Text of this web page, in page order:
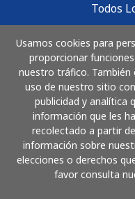
Todos
Usamos cookies para
proporcionar
nuestro tráfico.
uso de nuestro sitio
publicidad y analítica
información que les
recolectado a partir
información sobre
elecciones o derechos
favor consulta
Cómo funciona